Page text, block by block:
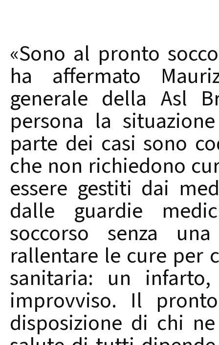
«Sono al pronto
ha affermato
generale della Asl
persona la
parte dei casi sono
che non richiedono
essere gestiti dai
dalle guardie
soccorso senza
rallentare le cure per
sanitaria: un
improvviso. Il
disposizione di chi